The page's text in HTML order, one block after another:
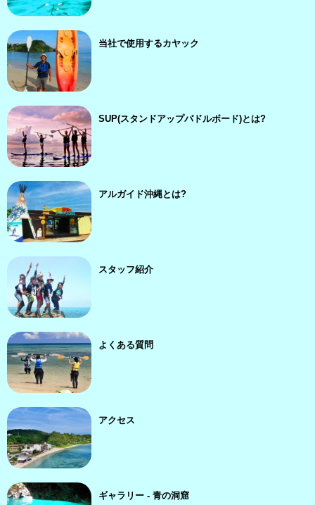
当社で使用するカヤック
SUP(スタンドアップパドルボード)とは?
アルガイド沖縄とは?
スタッフ紹介
よくある質問
アクセス
ギャラリー - 青の洞窟